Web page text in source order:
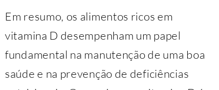
Em resumo, os alimentos ricos em
vitamina D desempenham um papel
fundamental na manutenção de uma boa
saúde e na prevenção de deficiências